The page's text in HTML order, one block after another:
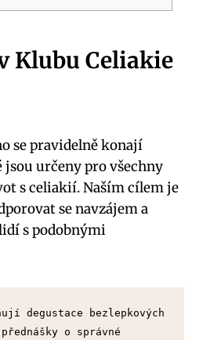
Klubu Celiakie
se pravidelně konají
jsou určeny pro všechny
s celiakií. Naším cílem je
se navzájem a
s podobnými
degustace bezlepkových
o správné